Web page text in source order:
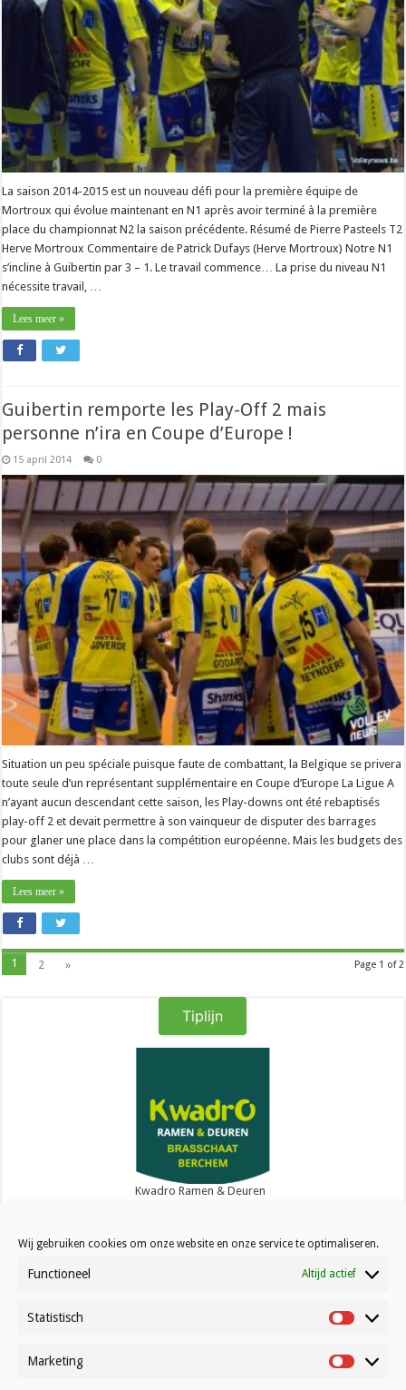
Wij gebruiken cookies om onze website en onze service te optimaliseren.
Functioneel Altijd actief
Statistisch Statistisch
Marketing
La saison 2014-2015 est un nouveau défi pour la première équipe de
Mortroux qui évolue maintenant en N1 après avoir terminé à la première
place du championnat N2 la saison précédente. Résumé de Pierre Pasteels T2
Herve Mortroux Commentaire de Patrick Dufays (Herve Mortroux) Notre N1
s’incline à Guibertin par 3 – 1. Le travail commence… La prise du niveau N1
nécessite travail, …
Lees meer »
Guibertin remporte les Play-Off 2 mais
personne n’ira en Coupe d’Europe !
15 april 2014 0
Situation un peu spéciale puisque faute de combattant, la Belgique se privera
toute seule d’un représentant supplémentaire en Coupe d’Europe La Ligue A
n’ayant aucun descendant cette saison, les Play-downs ont été rebaptisés
play-off 2 et devait permettre à son vainqueur de disputer des barrages
pour glaner une place dans la compétition européenne. Mais les budgets des
clubs sont déjà …
Lees meer »
Page 1 of 2
1 2 »
Tiplijn
Kwadro Ramen & Deuren
Contact